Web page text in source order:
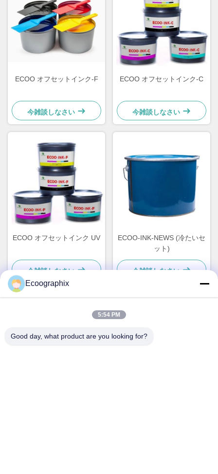
ECOO オフセットインク-F
今雑談しなさい
ECOO オフセットインク-C
今雑談しなさい
ECOO オフセットインク UV
今雑談しなさい
ECOO-INK-NEWS (冷たいセ
ット)
今雑談しなさい
Ecoographix
5:54 PM
Good day, what product are you looking for?